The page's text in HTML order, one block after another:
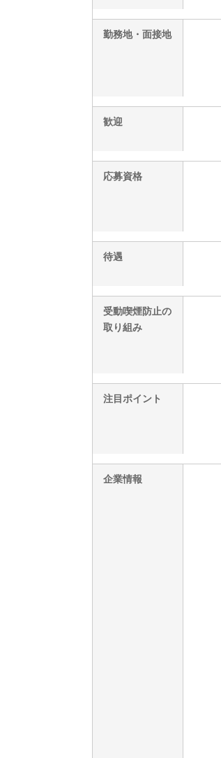
勤務地・面接地
歓迎
応募資格
待遇
受動喫煙防止の
取り組み
注目ポイント
企業情報